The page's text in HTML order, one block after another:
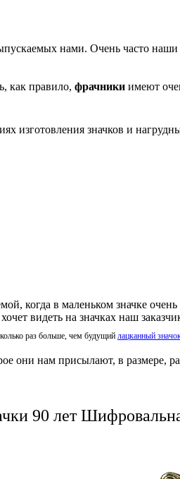
нами. Очень часто
как правило, фрачники имеют
изготовления значков и
когда в маленьком значке
видеть на значках наш
раз больше, чем будущий лацканный
они нам присылают, в размере,
90 лет